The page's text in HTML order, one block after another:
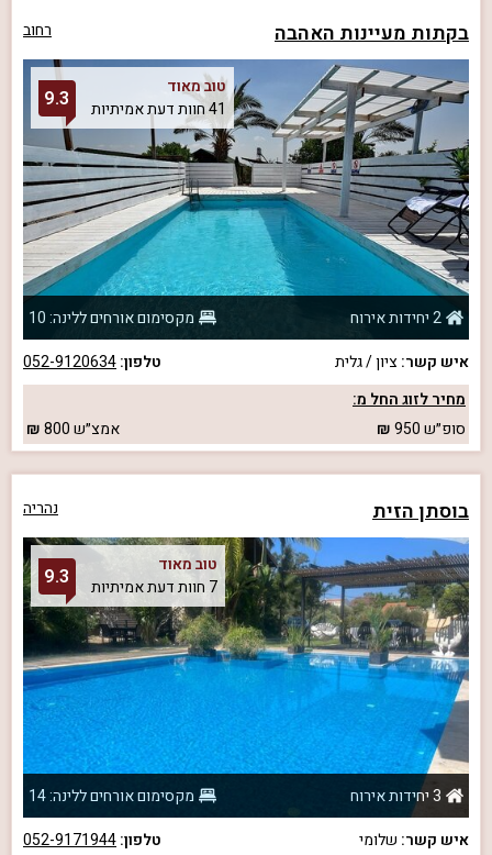
בקתות מעיינות האהבה רחוב
טוב מאוד
41 חוות דעת אמיתיות
9.3
2 יחידות אירוח
מקסימום אורחים ללינה: 10
איש קשר:ציון / גלית טלפון:052-9120634
מחיר לזוג החל מ:
סופ״ש950 אמצ״ש800
בוסתן הזית נהריה
טוב מאוד
7 חוות דעת אמיתיות
9.3
3 יחידות אירוח
מקסימום אורחים ללינה: 14
איש קשר: שלומי טלפון:052-9171944